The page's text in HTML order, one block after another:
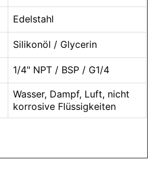
Edelstahl
Silikonöl / Glycerin
1/4" NPT / BSP / G1/4
Wasser, Dampf, Luft, nicht
korrosive Flüssigkeiten